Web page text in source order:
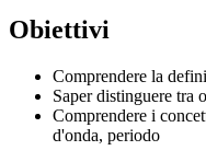
Obiettivi
Comprendere la
Saper distinguere tra
Comprendere i
d'onda, periodo